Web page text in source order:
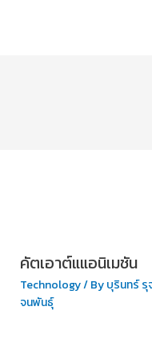
คัตเอาต์แแอนิเมชัน
Technology/ Byบุรินทร์ รุ
จนพันธุ์